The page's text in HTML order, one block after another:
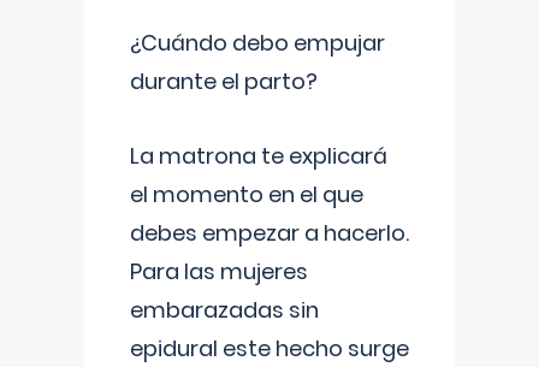
¿Cuándo debo empujar
durante el parto?
La matrona te explicará
el momento en el que
debes empezar a hacerlo.
Para las mujeres
embarazadas sin
epidural este hecho surge